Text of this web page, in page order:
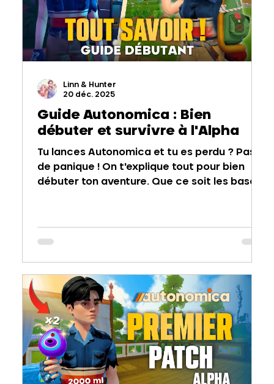
Guide Autonomica : Bien
débuter et survivre à l'Alpha
Tu lances Autonomica et tu es perdu ? Pas
de panique ! On t'explique tout pour bien
débuter ton aventure. Que ce soit les bases
ultime pour survivre et commencer
Autonomica en 2026 !
Linn & Hunter
20 déc. 2025